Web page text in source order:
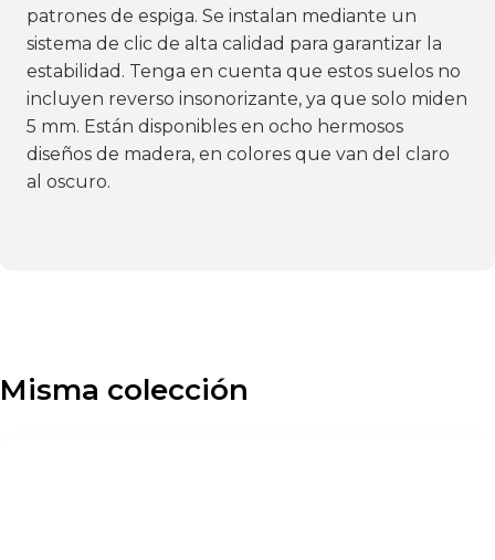
patrones de espiga. Se instalan mediante un
sistema de clic de alta calidad para garantizar la
estabilidad. Tenga en cuenta que estos suelos no
incluyen reverso insonorizante, ya que solo miden
5 mm. Están disponibles en ocho hermosos
diseños de madera, en colores que van del claro
al oscuro.
Misma colección